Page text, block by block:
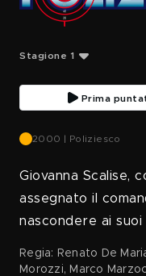
Stagione 1
Prima
2000 | Poliziesco
Giovanna Scalise,
assegnato il
nascondere ai
Regia: Renato De
Morozzi, Marco